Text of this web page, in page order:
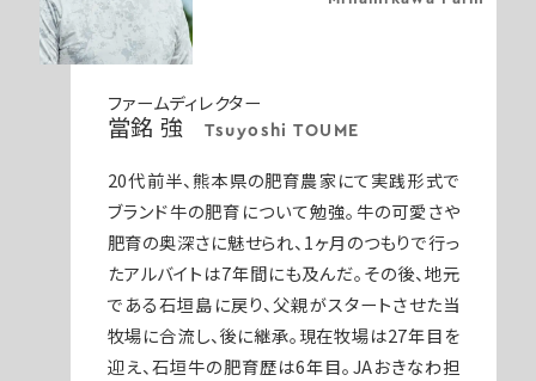
ファームディレクター
當銘 強 Tsuyoshi TOUME
20代前半、熊本県の肥育農家にて実践形式で
ブランド牛の肥育について勉強。牛の可愛さや
肥育の奥深さに魅せられ、1ヶ月のつもりで行っ
たアルバイトは7年間にも及んだ。その後、地元
である石垣島に戻り、父親がスタートさせた当
牧場に合流し、後に継承。現在牧場は27年目を
迎え、石垣牛の肥育歴は6年目。JAおきなわ担